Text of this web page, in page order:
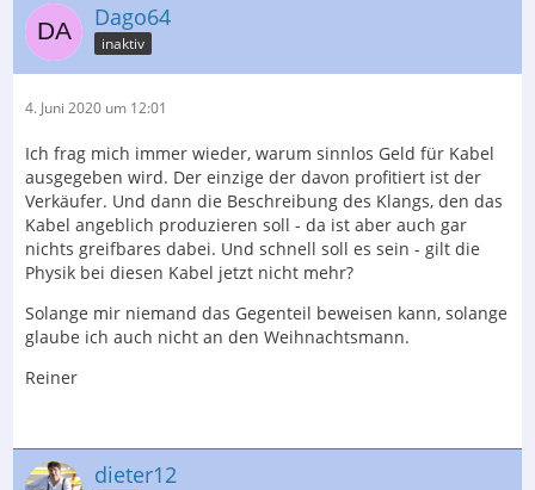
Dago64
inaktiv
4. Juni 2020 um 12:01
Ich frag mich immer wieder, warum sinnlos Geld für Kabel
ausgegeben wird. Der einzige der davon profitiert ist der
Verkäufer. Und dann die Beschreibung des Klangs, den das
Kabel angeblich produzieren soll - da ist aber auch gar
nichts greifbares dabei. Und schnell soll es sein - gilt die
Physik bei diesen Kabel jetzt nicht mehr?
Solange mir niemand das Gegenteil beweisen kann, solange
glaube ich auch nicht an den Weihnachtsmann.
Reiner
dieter12